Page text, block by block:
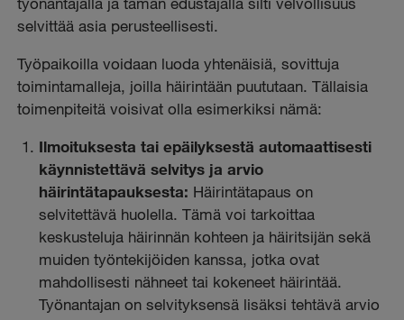
selvittää asia perusteellisesti.
Työpaikoilla voidaan luoda yhtenäisiä, sovittuja
toimintamalleja, joilla häirintään puututaan. Tällaisia
toimenpiteitä voisivat olla esimerkiksi nämä:
Ilmoituksesta tai epäilyksestä automaattisesti
käynnistettävä selvitys ja arvio
häirintätapauksesta: Häirintätapaus on
selvitettävä huolella. Tämä voi tarkoittaa
keskusteluja häirinnän kohteen ja häiritsijän sekä
muiden työntekijöiden kanssa, jotka ovat
mahdollisesti nähneet tai kokeneet häirintää.
Työnantajan on selvityksensä lisäksi tehtävä arvio